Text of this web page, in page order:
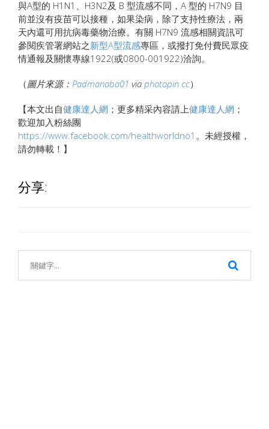
與A型的 H1N1、H3N2及 B 型流感不同，A 型的 H7N9 目
前並沒有疫苗可以接種，如果染病，除了支持性療法，兩
天內還可用抗病毒藥物治療。有關 H7N9 流感相關資訊可
參閱疾管署網站之新型A型流感專區，或撥打免付費民眾疫
情通報及關懷專線1922(或0800-001922)洽詢。
（圖片來源： Padmanaba01 via photopin cc）
【本文出自健康達人網 ；更多精采內容請上健康達人網 ；
歡迎加入粉絲團
https://www.facebook.com/healthworldno1 。未經授權，
請勿轉載！】
分享: